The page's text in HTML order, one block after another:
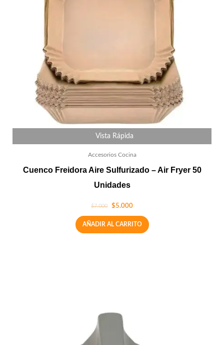
Vista Rápida
Accesorios Cocina
Cuenco Freidora Aire Sulfurizado – Air Fryer 50
Unidades
$7.000 $5.000
AÑADIR AL CARRITO